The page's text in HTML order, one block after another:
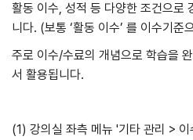
활동 이수, 성적 등 다양한 조건으로
니다. (보통 ‘활동 이수’ 를 이수기준
주로 이수/수료의 개념으로 학습을
서 활용됩니다.
(1) 강의실 좌측 메뉴 '기타 관리 >